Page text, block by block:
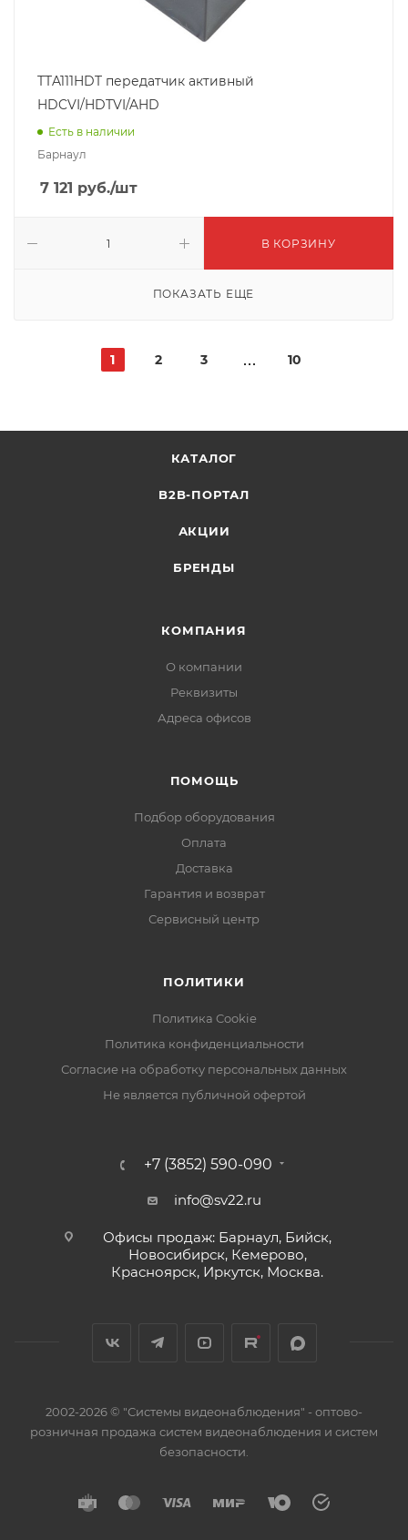
TTA111HDT передатчик активный
HDCVI/HDTVI/AHD
Есть в наличии
Барнаул
7 121 руб./шт
В КОРЗИНУ
ПОКАЗАТЬ ЕЩЕ
1 2 3 10
КАТАЛОГ
B2B-ПОРТАЛ
АКЦИИ
БРЕНДЫ
КОМПАНИЯ
О компании
Реквизиты
Адреса офисов
ПОМОЩЬ
Подбор оборудования
Оплата
Доставка
Гарантия и возврат
Сервисный центр
ПОЛИТИКИ
Политика Cookie
Политика конфиденциальности
Согласие на обработку персональных данных
Не является публичной офертой
+7 (3852) 590-090
info@sv22.ru
Офисы продаж: Барнаул, Бийск,
Новосибирск, Кемерово,
Красноярск, Иркутск, Москва.
2002-2026 © "Системы видеонаблюдения" - оптово-
розничная продажа систем видеонаблюдения и систем
безопасности.